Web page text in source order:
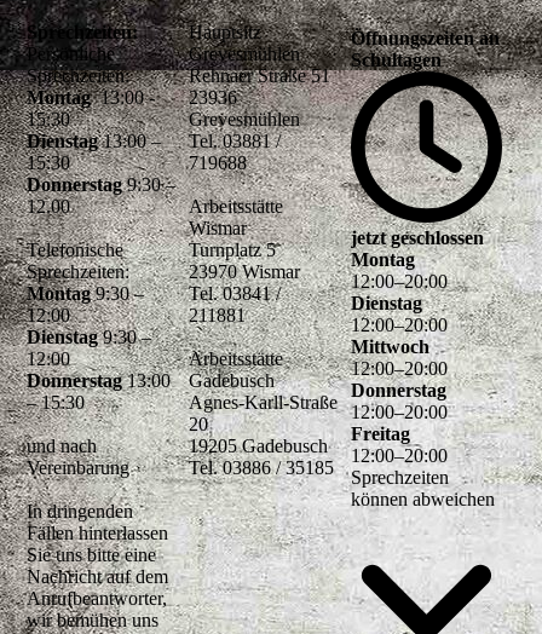
Sprechzeiten:
Persönliche
Sprechzeiten:
Montag13:00 -
15:30
Dienstag13:00 –
15:30
Donnerstag9:30 –
12.00
Telefonische
Sprechzeiten:
Montag9:30 –
12:00
Dienstag9:30 –
12:00
Donnerstag13:00
– 15:30
und nach
Vereinbarung
In dringenden
Fällen hinterlassen
Sie uns bitte eine
Nachricht auf dem
Anrufbeantworter,
wir bemühen uns
Hauptsitz
Grevesmühlen
Rehnaer Straße 51
23936
Grevesmühlen
Tel. 03881 /
719688
Arbeitsstätte
Wismar
Turnplatz 5
23970 Wismar
Tel. 03841 /
211881
Arbeitsstätte
Gadebusch
Agnes-Karll-Straße
20
19205 Gadebusch
Tel. 03886 / 35185
Öffnungszeiten an
Schultagen
jetzt geschlossen
Montag
12:00–20:00
Dienstag
12:00–20:00
Mittwoch
12:00–20:00
Donnerstag
12:00–20:00
Freitag
12:00–20:00
Sprechzeiten
können abweichen